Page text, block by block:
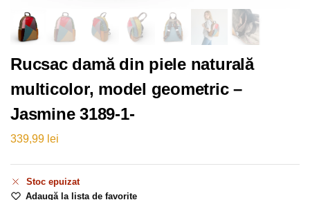
Rucsac damă din piele naturală
multicolor, model geometric –
Jasmine 3189-1-
339,99 lei
Stoc epuizat
Adaugă la lista de favorite